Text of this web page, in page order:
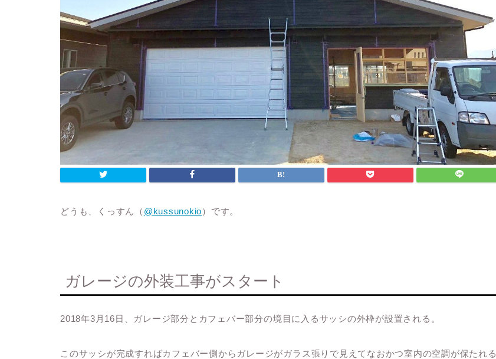
どうも、くっすん（ @kussunokio）です。
ガレージの外装工事がスタート
2018年3月16日、ガレージ部分とカフェバー部分の境目に入るサッシの外枠が設置される。
このサッシが完成すればカフェバー側からガレージがガラス張りで見えてなおかつ室内の空調が保たれる